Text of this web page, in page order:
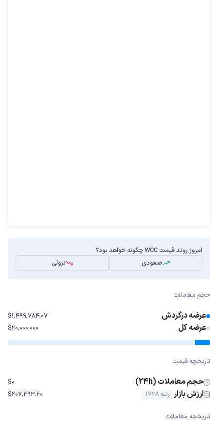
امروز روند قیمت WCC چگونه خواهد بود؟
صعودی
نزولی
حجم معاملات
عرضه درگردش $1,499,784.07
عرضه کل $20,000,000
تاریخچه قیمت
حجم معاملات (24h) $0
ارزش بازار رتبه 1728 $207,493.60
تاریخچه معاملات